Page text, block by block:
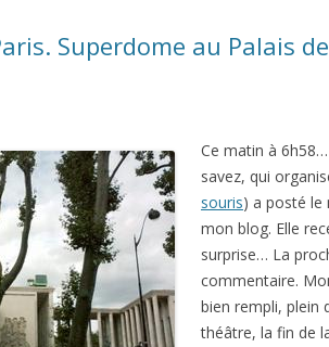
Superdome au Palais
Ce matin à
savez, qui
souris) a posté le
mon blog. Elle
surprise… La
commentaire.
bien rempli, plein
théâtre, la fin de